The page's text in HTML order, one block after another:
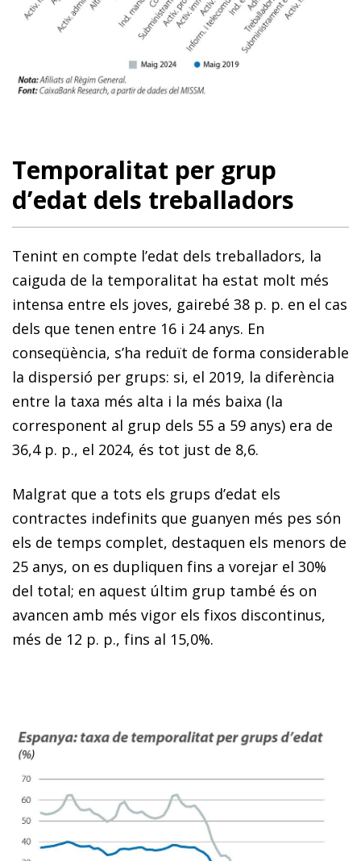
Temporalitat per grup
d’edat dels treballadors
Tenint en compte l’edat dels treballadors, la
caiguda de la temporalitat ha estat molt més
intensa entre els joves, gairebé 38 p. p. en el cas
dels que tenen entre 16 i 24 anys. En
conseqüència, s’ha reduït de forma considerable
la dispersió per grups: si, el 2019, la diferència
entre la taxa més alta i la més baixa (la
corresponent al grup dels 55 a 59 anys) era de
36,4 p. p., el 2024, és tot just de 8,6.
Malgrat que a tots els grups d’edat els
contractes indefinits que guanyen més pes són
els de temps complet, destaquen els menors de
25 anys, on es dupliquen fins a vorejar el 30%
del total; en aquest últim grup també és on
avancen amb més vigor els fixos discontinus,
més de 12 p. p., fins al 15,0%.